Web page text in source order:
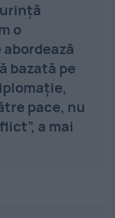
o
bazată pe
pace, nu
a mai